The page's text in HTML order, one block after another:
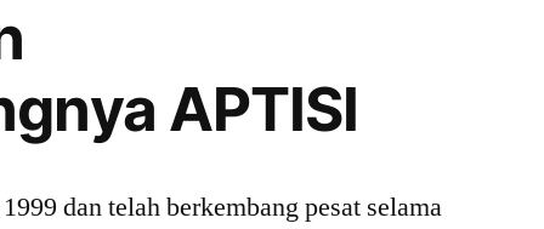
APTISI
dan telah berkembang pesat selama